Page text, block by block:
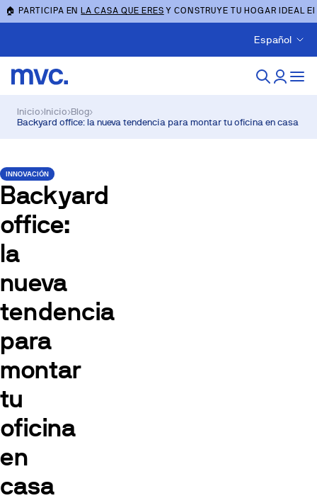
🏠 PARTICIPA ENLA CASA QUE ERES Y CONSTRUYE TU HOGAR IDEAL
Español
Inicio›Inicio›Blog›
Backyard office: la nueva tendencia para montar tu oficina en casa
INNOVACIÓN
Backyard
office:
la
nueva
tendencia
para
montar
tu
oficina
en
casa